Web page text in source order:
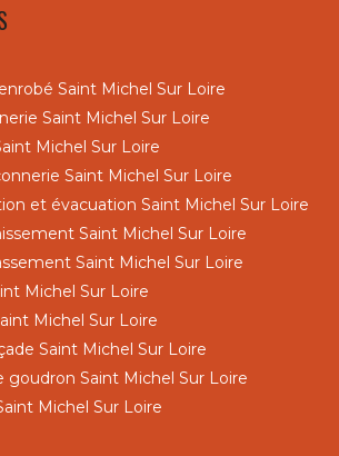
Saint Michel Sur Loire
Saint Michel Sur Loire
Michel Sur Loire
Saint Michel Sur Loire
et évacuation Saint Michel Sur Loire
Saint Michel Sur Loire
Saint Michel Sur Loire
Michel Sur Loire
Michel Sur Loire
Saint Michel Sur Loire
goudron Saint Michel Sur Loire
Michel Sur Loire